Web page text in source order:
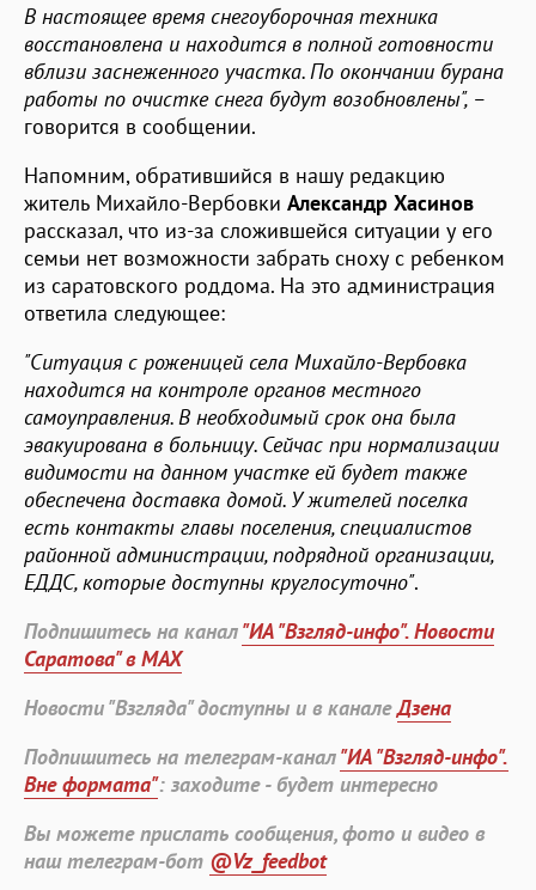
В настоящее время снегоуборочная техника
восстановлена и находится в полной готовности
вблизи заснеженного участка. По окончании бурана
работы по очистке снега будут возобновлены", –
говорится в сообщении.
Напомним, обратившийся в нашу редакцию
житель Михайло-Вербовки Александр Хасинов
рассказал, что из-за сложившейся ситуации у его
семьи нет возможности забрать сноху с ребенком
из саратовского роддома. На это администрация
ответила следующее:
"Ситуация с роженицей села Михайло-Вербовка
находится на контроле органов местного
самоуправления. В необходимый срок она была
эвакуирована в больницу. Сейчас при нормализации
видимости на данном участке ей будет также
обеспечена доставка домой. У жителей поселка
есть контакты главы поселения, специалистов
районной администрации, подрядной организации,
ЕДДС, которые доступны круглосуточно".
Подпишитесь на канал"ИА "Взгляд-инфо". Новости
Саратова" в MAX
Новости "Взгляда" доступны и в каналеДзена
Подпишитесь на телеграм-канал"ИА "Взгляд-инфо".
Вне формата": заходите - будет интересно
Вы можете прислать сообщения, фото и видео в
наш телеграм-бот @Vz_feedbot